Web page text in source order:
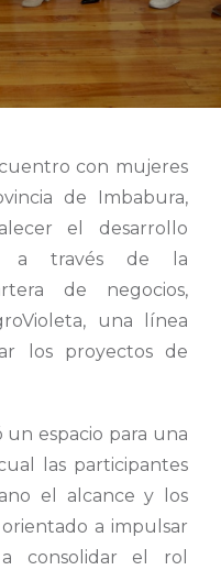
con mujeres
de Imbabura,
el desarrollo
a través de la
de negocios,
una línea
los proyectos de
un espacio para una
las participantes
el alcance y los
a impulsar
consolidar el rol